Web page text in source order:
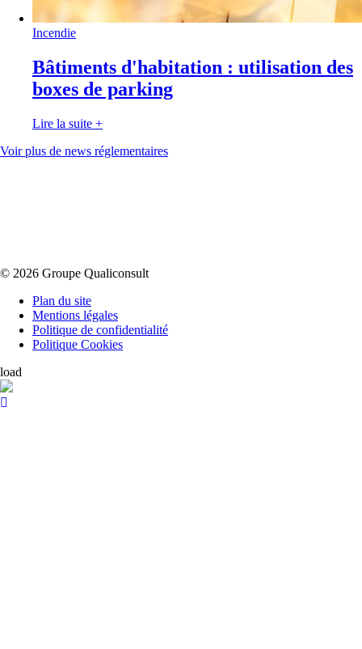
Incendie
Bâtiments d'habitation : utilisation des
boxes de parking
Lire la suite +
Voir plus de news réglementaires
© 2026 Groupe Qualiconsult
Plan du site
Mentions légales
Politique de confidentialité
Politique Cookies
load